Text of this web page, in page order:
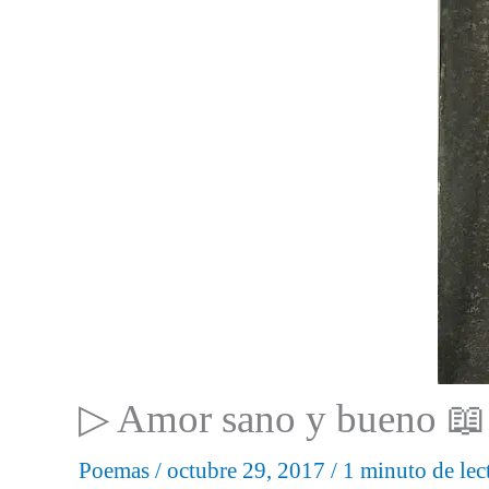
▷ Amor sano y bueno 📖
Poemas / octubre 29, 2017 / 1 minuto de